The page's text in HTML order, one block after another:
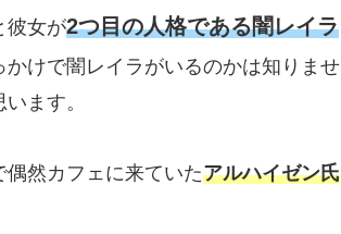
彼女が2つ目の人格である闇レイラ
けで闇レイラがいるのかは知りませ
ます。
然カフェに来ていたアルハイゼン氏